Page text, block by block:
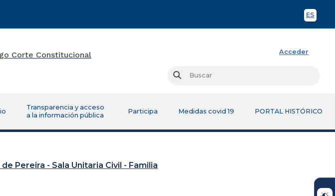
ES
Acceder
Buscar
Transparencia y acceso
a la información pública
Participa Medidas covid 19 PORTAL HISTÓRICO
Pereira - Sala Unitaria Civil - Familia